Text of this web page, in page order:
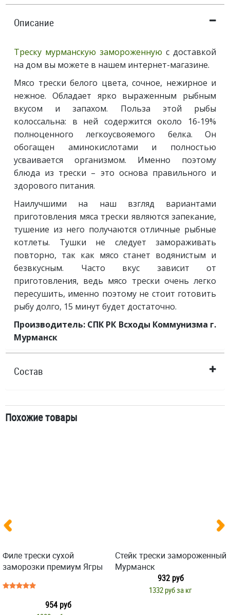
Описание
Треску мурманскую замороженную с доставкой
на дом вы можете в нашем интернет-магазине.
Мясо трески белого цвета, сочное, нежирное и
нежное. Обладает ярко выраженным рыбным
вкусом и запахом. Польза этой рыбы
колоссальна: в ней содержится около 16-19%
полноценного легкоусвояемого белка. Он
обогащен аминокислотами и полностью
усваивается организмом. Именно поэтому
блюда из трески – это основа правильного и
здорового питания.
Наилучшими на наш взгляд вариантами
приготовления мяса трески являются запекание,
тушение из него получаются отличные рыбные
котлеты. Тушки не следует замораживать
повторно, так как мясо станет водянистым и
безвкусным. Часто вкус зависит от
приготовления, ведь мясо трески очень легко
пересушить, именно поэтому не стоит готовить
рыбу долго, 15 минут будет достаточно.
Производитель: СПК РК Всходы Коммунизма г.
Мурманск
Состав
Похожие товары
Филе трески сухой
заморозки премиум Ягры
954 руб
Стейк трески замороженный
Мурманск
932 руб
1332 руб за кг